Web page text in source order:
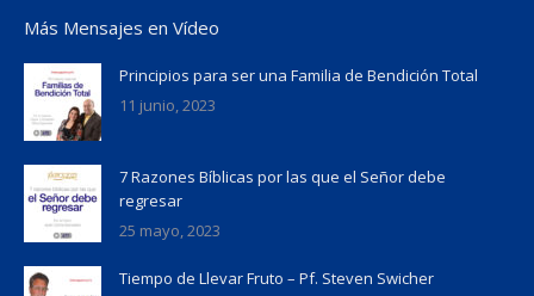
Más Mensajes en Vídeo
Principios para ser una Familia de Bendición Total
11 junio, 2023
7 Razones Bíblicas por las que el Señor debe
regresar
25 mayo, 2023
Tiempo de Llevar Fruto – Pf. Steven Swicher